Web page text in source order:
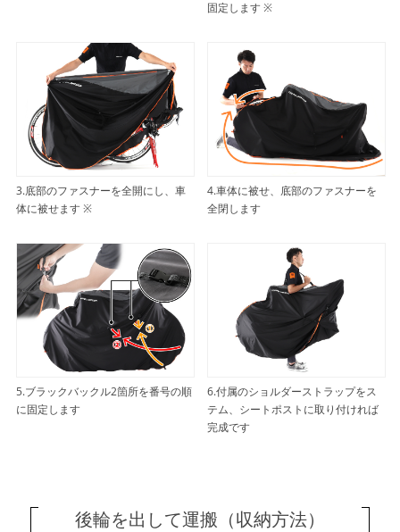
固定します ※
3.底部のファスナーを全開にし、車
体に被せます ※
4.車体に被せ、底部のファスナーを
全閉します
5.ブラックバックル2箇所を番号の順
に固定します
6.付属のショルダーストラップをス
テム、シートポストに取り付ければ
完成です
後輪を出して運搬（収納方法）